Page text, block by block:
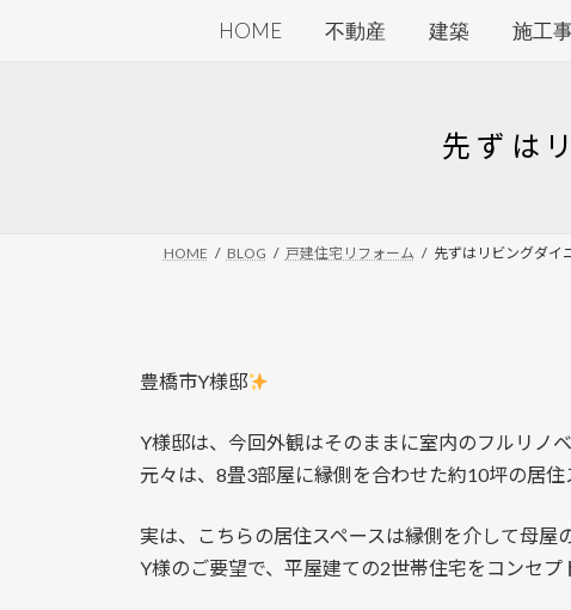
HOME 不動産 建築 施工
先ずは
HOME BLOG 戸建住宅リフォーム 先ずはリビングダイ
豊橋市Y様邸
Y様邸は、今回外観はそのままに室内のフルリノ
元々は、8畳3部屋に縁側を合わせた約10坪の居住
実は、こちらの居住スペースは縁側を介して母屋
Y様のご要望で、平屋建ての2世帯住宅をコンセプ